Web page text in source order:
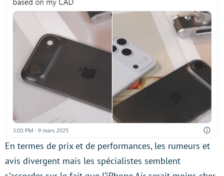
En termes de prix et de performances, les rumeurs et
avis divergent mais les spécialistes semblent